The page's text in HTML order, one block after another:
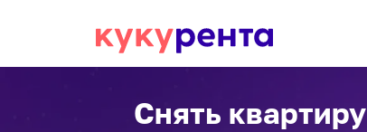
Снять